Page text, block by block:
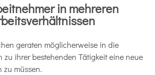
in mehreren
geraten möglicherweise in die
zu ihrer bestehenden Tätigkeit eine neue
zu müssen.